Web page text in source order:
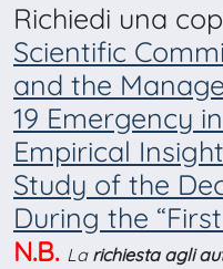
Richiedi una
Scientific
and the
19 Emergency
Empirical
Study of the
During the
N.B. La richiesta agli